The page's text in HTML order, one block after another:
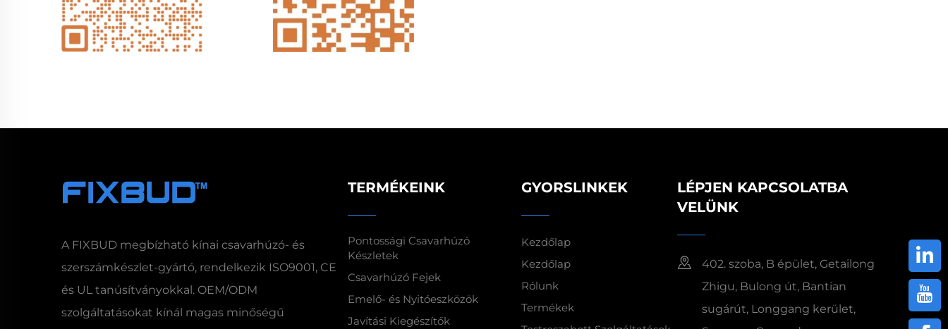
A FIXBUD megbízható kínai csavarhúzó- és
szerszámkészlet-gyártó, rendelkezik ISO9001, CE
és UL tanúsítványokkal. OEM/ODM
szolgáltatásokat kínál magas minőségű
TERMÉKEINK
Pontossági Csavarhúzó
Készletek
Csavarhúzó Fejek
Emelő- és Nyitóeszközök
Javítási Kiegészítők
GYORSLINKEK
Kezdőlap
Kezdőlap
Rólunk
Termékek
LÉPJEN KAPCSOLATBA
VELÜNK
402. szoba, B épület, Getailong
Zhigu, Bulong út, Bantian
sugárút, Longgang kerület,